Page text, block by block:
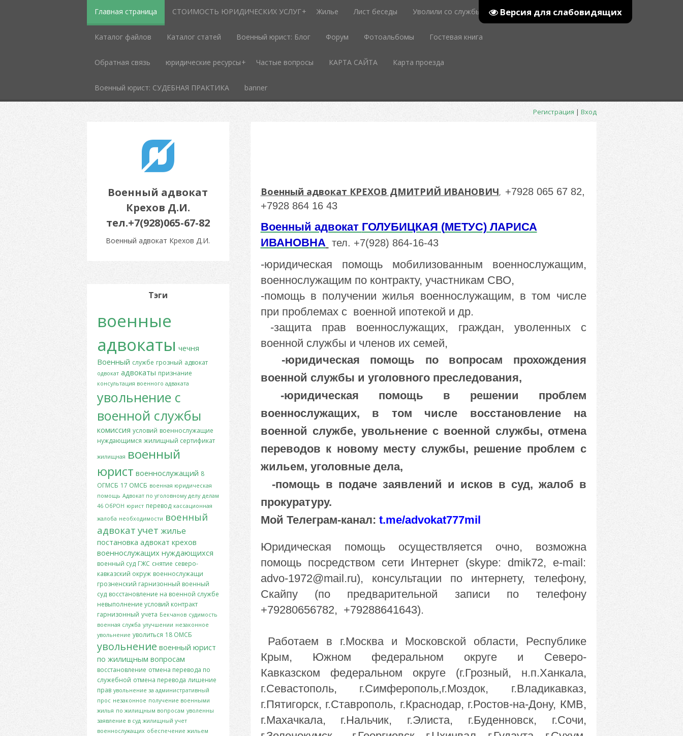
Версия для слабовидящих
Главная страница СТОИМОСТЬ ЮРИДИЧЕСКИХ УСЛУГ Жилье Лист беседы Уволили со службы
Каталог файлов Каталог статей Военный юрист: Блог Форум Фотоальбомы Гостевая книга
Обратная связь юридические ресурсы Частые вопросы КАРТА САЙТА Карта проезда
Военный юрист: СУДЕБНАЯ ПРАКТИКА banner
Регистрация|Вход
Военный адвокат
Крехов Д.И.
тел.+7(928)065-67-82
Военный адвокат Крехов Д.И.
Военный адвокат КРЕХОВ ДМИТРИЙ ИВАНОВИЧ, +7928 065 67 82,
+7928 864 16 43
Военный адвокат ГОЛУБИЦКАЯ (МЕТУС) ЛАРИСА
ИВАНОВНА тел. +7(928) 864-16-43
-юридическая помощь мобилизованным военнослужащим,
военнослужащим по контракту, участникам СВО,
-помощь в получении жилья военнослужащим, в том числе
при проблемах с военной ипотекой и др.
-защита прав военнослужащих, граждан, уволенных с
военной службы и членов их семей,
-юридическая помощь по вопросам прохождения
военной службы и уголовного преследования,
-юридическая помощь в решении проблем
военнослужащих, в том числе восстановление на
военной службе, увольнение с военной службы, отмена
переводов к новому месту службы, решение проблем с
жильем, уголовные дела,
-помощь в подаче заявлений и исков в суд, жалоб в
прокуратуру.
Мой Телеграм-канал: t.me/advokat777mil
Юридическая помощь осуществляется очно, возможна
помощь посредством сети Интернет (skype: dmik72, e-mail:
advo-1972@mail.ru), консультации по интернету, телефону,
Скайпу (по предварительной записи по телефону
+79280656782, +79288641643).
Работаем в г.Москва и Московской области, Республике
Крым, Южном федеральном округе и Северо-
Кавказском федеральном округе (г.Грозный, н.п.Ханкала,
г.Севастополь, г.Симферополь,г.Моздок, г.Владикавказ,
г.Пятигорск, г.Ставрополь, г.Краснодар, г.Ростов-на-Дону, КМВ,
г.Махачкала, г.Нальчик, г.Элиста, г.Буденновск, г.Сочи,
Тэги
военные
адвокаты чечня
Военный службе грозный адвокат
одвокат адвокаты признание
консультация военного адваката
увольнение с
военной службы
комиссия условий военнослужащие
нуждающимся жилищный сертификат
жилищная военный
юрист военнослужащий 8
ОГМСБ 17 ОМСБ военная юридическая
помощь Адвокат по уголовному делу делам
46 ОбРОН юрист перевод кассационная
жалоба необходимости военный
адвокат учет жилье
постановка адвокат крехов
военнослужащих нуждающихся
военный суд ГЖС снятие северо-
кавказский окруж военнослужащи
грозненский гарнизонный военный
суд восстановление на военной службе
невыполнение условий контракт
гарнизонный учета Бекчанов судимость
военная служба улучшении незаконное
увольнение уволиться 18 ОМСБ
увольнение военный юрист
по жилищным вопросам
восстановление отмена перевода по
служебной отмена перевода лишение
прав увольнение за административный
прос незаконное получение военными
жилья по жилищным вопросам уволенны
заявление в суд жилищный учет
военнослужащих обеспечение жильем